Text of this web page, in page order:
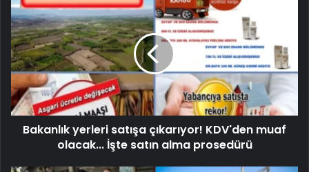
Bakanlık yerleri satışa çıkarıyor! KDV'den muaf
olacak... İşte satın alma prosedürü